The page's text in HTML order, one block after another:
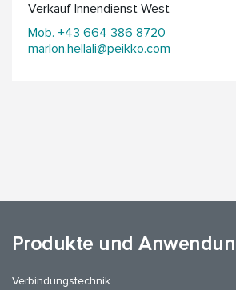
Verkauf Innendienst West
Mob. +43 664 386 8720
marlon.hellali@peikko.com
Produkte und
Verbindungstechnik